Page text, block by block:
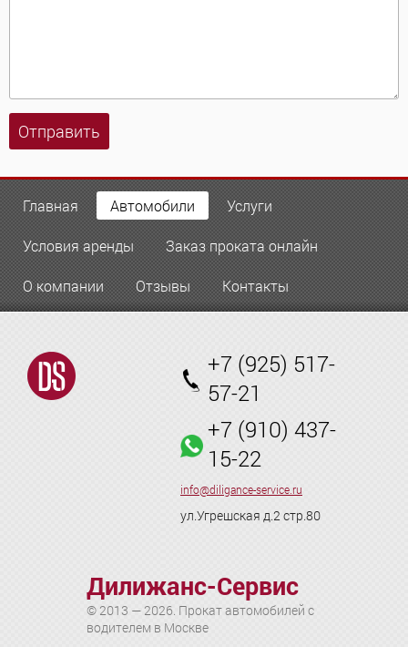
Отправить
Главная Автомобили Услуги
Условия аренды Заказ проката онлайн
О компании Отзывы Контакты
+7 (925) 517-
57-21
+7 (910) 437-
15-22
info@diligance-service.ru
ул.Угрешская д.2 стр.80
Дилижанс-Сервис
© 2013 — 2026. Прокат автомобилей с
водителем в Москве